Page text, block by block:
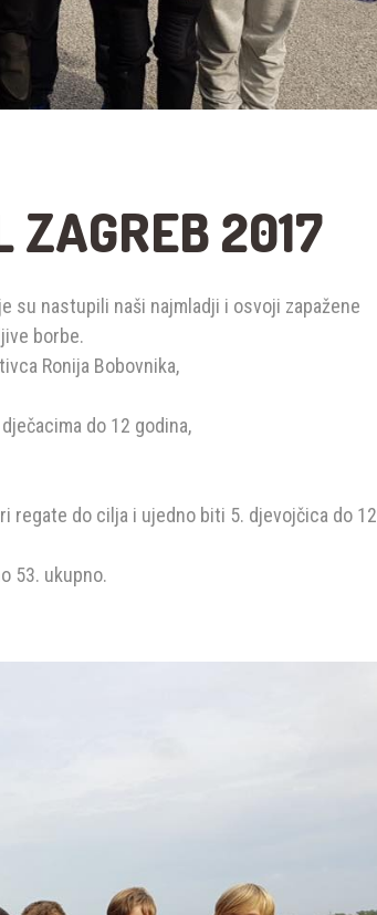
ZAGREB 2017
su nastupili naši najmladji i osvoji zapažene
borbe.
Ronija Bobovnika,
do 12 godina,
regate do cilja i ujedno biti 5. djevojčica do 12
53. ukupno.